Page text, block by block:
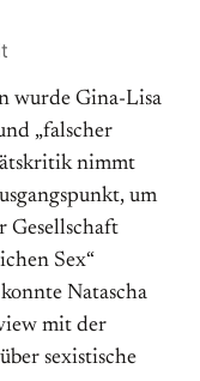
wurde Gina-Lisa
„falscher
nimmt
um
Gesellschaft
Sex“
Natascha
mit der
sexistische